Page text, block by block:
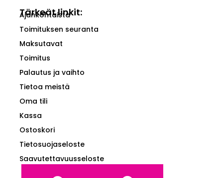
Tärkeät linkit:
Ajankohtaista
Toimituksen seuranta
Maksutavat
Toimitus
Palautus ja vaihto
Tietoa meistä
Oma tili
Kassa
Ostoskori
Tietosuojaseloste
Saavutettavuusseloste